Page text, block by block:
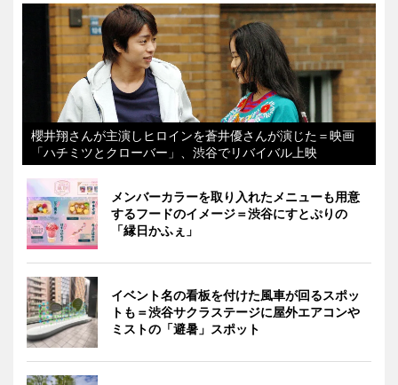
櫻井翔さんが主演しヒロインを蒼井優さんが演じた＝映画
「ハチミツとクローバー」、渋谷でリバイバル上映
メンバーカラーを取り入れたメニューも用意
するフードのイメージ＝渋谷にすとぷりの
「縁日かふぇ」
イベント名の看板を付けた風車が回るスポッ
トも＝渋谷サクラステージに屋外エアコンや
ミストの「避暑」スポット